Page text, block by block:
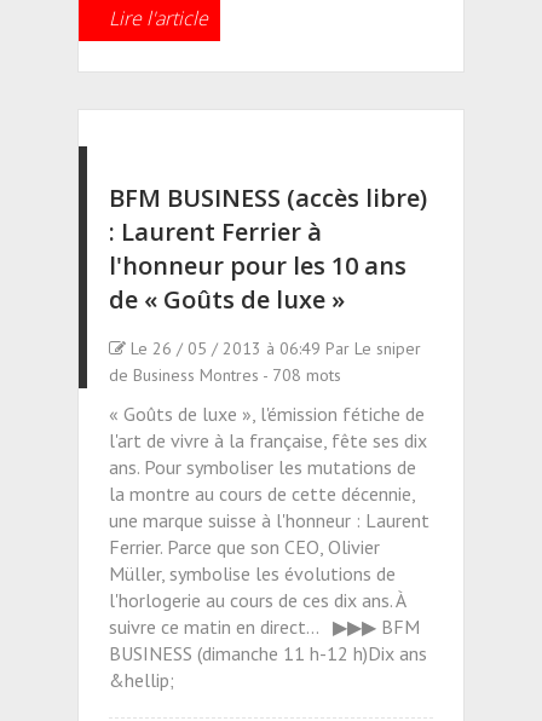
Lire l'article
BFM BUSINESS (accès libre)
: Laurent Ferrier à
l'honneur pour les 10 ans
de « Goûts de luxe »
Le 26 / 05 / 2013 à 06:49 Par Le sniper
de Business Montres - 708 mots
« Goûts de luxe », l'émission fétiche de
l'art de vivre à la française, fête ses dix
ans. Pour symboliser les mutations de
la montre au cours de cette décennie,
une marque suisse à l'honneur : Laurent
Ferrier. Parce que son CEO, Olivier
Müller, symbolise les évolutions de
l'horlogerie au cours de ces dix ans. À
suivre ce matin en direct... ▶▶▶ BFM
BUSINESS (dimanche 11 h-12 h)Dix ans
&hellip;